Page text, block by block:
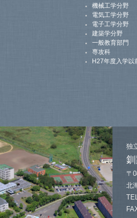
機械工学分野
電気工学分野
電子工学分野
建築学分野
一般教育部門
専攻科
H27年度入学以
独
〒
北